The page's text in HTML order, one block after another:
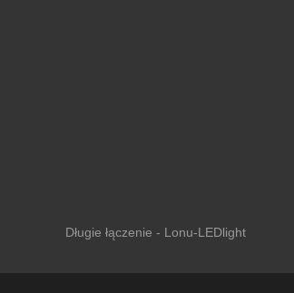
Długie łączenie - Lonu-LEDlight